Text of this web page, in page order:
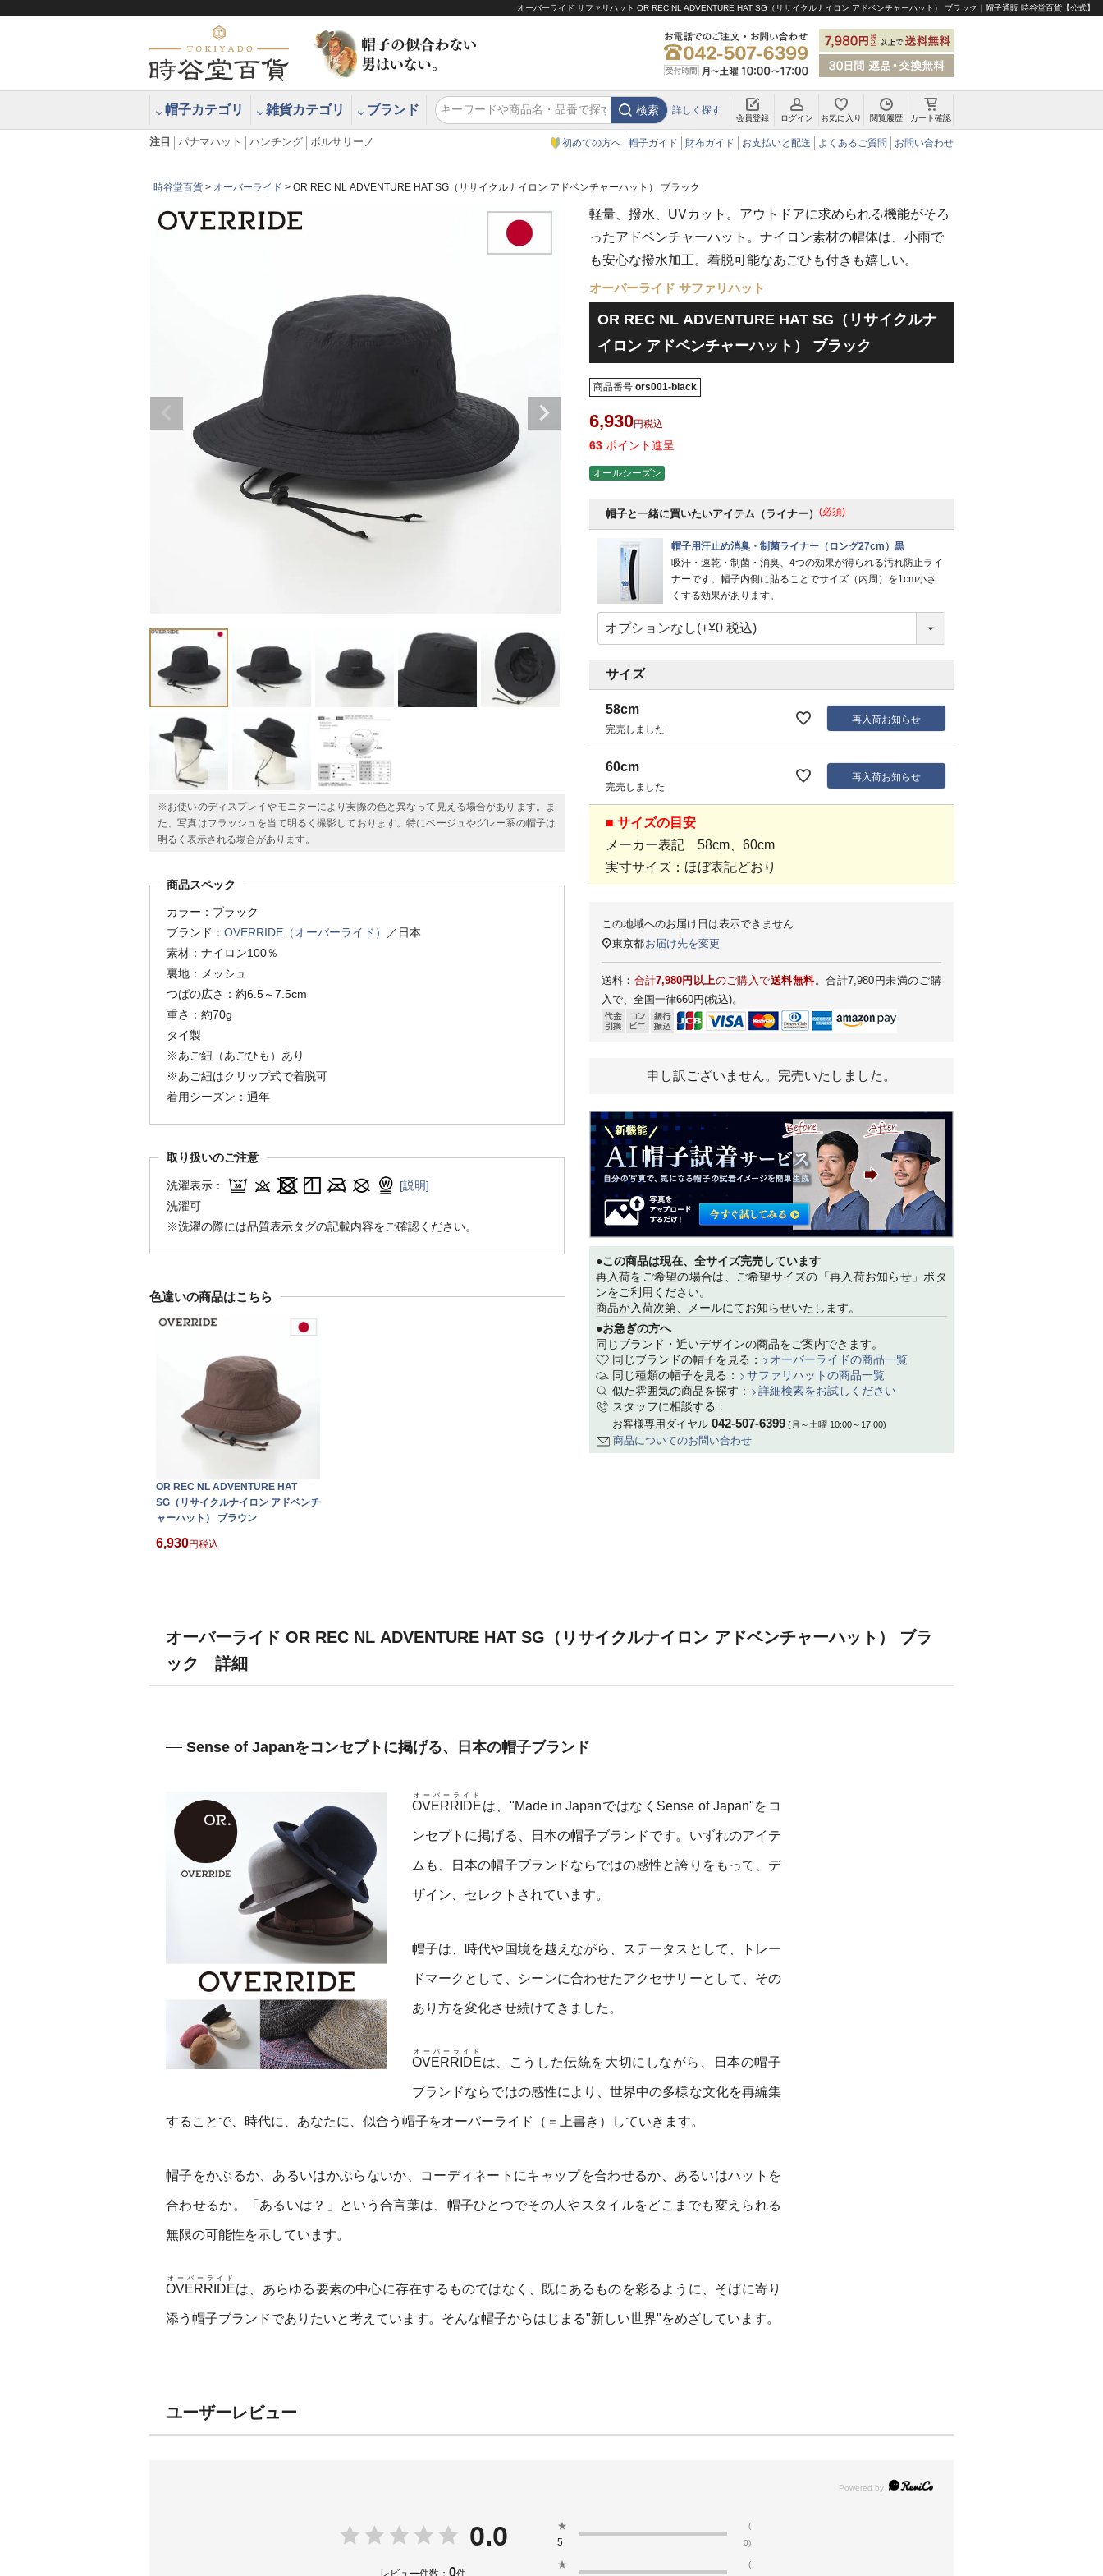
オーバーライド サファリハット OR REC NL ADVENTURE HAT SG（リサイクルナイロン アドベンチャーハット） ブラック｜帽子通販 時谷堂百貨【公式】
帽子カテゴリ 雑貨カテゴリ ブランド 検索 詳しく探す
会員登録 ログイン お気に入り 閲覧履歴 カート確認
注目 パナマハット ハンチング ボルサリーノ 初めての方へ 帽子ガイド 財布ガイド お支払いと配送 よくあるご質問 お問い合わせ
時谷堂百貨 オーバーライド OR REC NL ADVENTURE HAT SG（リサイクルナイロン アドベンチャーハット） ブラック
※お使いのディスプレイやモニターにより実際の色と異なって見える場合があります。ま
た、写真はフラッシュを当て明るく撮影しております。特にベージュやグレー系の帽子は
明るく表示される場合があります。
商品スペック
カラー：ブラック
ブランド： OVERRIDE（オーバーライド）
／日本
素材：ナイロン100％
裏地：メッシュ
つばの広さ：約6.5～7.5cm
重さ：約70g
タイ製
※あご紐（あごひも）あり
※あご紐はクリップ式で着脱可
着用シーズン：通年
取り扱いのご注意
洗濯表示：
[説明]
洗濯可
※洗濯の際には品質表示タグの記載内容をご確認ください。
色違いの商品はこちら
OR REC NL ADVENTURE HAT
SG（リサイクルナイロン アドベンチ
ャーハット） ブラウン
6,930 税込
軽量、撥水、UVカット。アウトドアに求められる機能がそろ
ったアドベンチャーハット。ナイロン素材の帽体は、小雨で
も安心な撥水加工。着脱可能なあごひも付きも嬉しい。
オーバーライド サファリハット
OR REC NL ADVENTURE HAT SG（リサイクルナ
イロン アドベンチャーハット） ブラック
商品番号 ors001-black
6,930 税込
63 ポイント進呈
オールシーズン
帽子と一緒に買いたいアイテム（ライナー） (必須)
帽子用汗止め消臭・制菌ライナー（ロング27cm）黒
吸汗・速乾・制菌・消臭、4つの効果が得られる汚れ防止ライ
ナーです。帽子内側に貼ることでサイズ（内周）を1cm小さ
くする効果があります。
サイズ
58cm
完売しました
再入荷お知らせ
60cm
完売しました
再入荷お知らせ
■ サイズの目安
メーカー表記 58cm、60cm
実寸サイズ：ほぼ表記どおり
この地域へのお届け日は表示できません
東京都お届け先を変更
送料： 合計7,980円以上のご購入で送料無料。合計7,980円未満のご購
入で、全国一律660円(税込)。
申し訳ございません。完売いたしました。
●この商品は現在、全サイズ完売しています
再入荷をご希望の場合は、ご希望サイズの「再入荷お知らせ」ボタ
ンをご利用ください。
商品が入荷次第、メールにてお知らせいたします。
●お急ぎの方へ
同じブランド・近いデザインの商品をご案内できます。
同じブランドの帽子を見る：
オーバーライドの商品一覧
同じ種類の帽子を見る：
サファリハットの商品一覧
似た雰囲気の商品を探す：
詳細検索をお試しください
スタッフに相談する：
お客様専用ダイヤル 042-507-6399(月～土曜 10:00～17:00)
商品についてのお問い合わせ
オーバーライド OR REC NL ADVENTURE HAT SG（リサイクルナイロン アドベンチャーハット） ブラ
ック 詳細
Sense of Japanをコンセプトに掲げる、日本の帽子ブランド
OVERRIDE
オーバーライド
は、"Made in JapanではなくSense of Japan"をコ
ンセプトに掲げる、日本の帽子ブランドです。いずれのアイテ
ムも、日本の帽子ブランドならではの感性と誇りをもって、デ
ザイン、セレクトされています。
帽子は、時代や国境を越えながら、ステータスとして、トレー
ドマークとして、シーンに合わせたアクセサリーとして、その
あり方を変化させ続けてきました。
OVERRIDE
オーバーライド
は、こうした伝統を大切にしながら、日本の帽子
ブランドならではの感性により、世界中の多様な文化を再編集
することで、時代に、あなたに、似合う帽子をオーバーライド（＝上書き）していきます。
帽子をかぶるか、あるいはかぶらないか、コーディネートにキャップを合わせるか、あるいはハットを
合わせるか。「あるいは？」という合言葉は、帽子ひとつでその人やスタイルをどこまでも変えられる
無限の可能性を示しています。
OVERRIDE
オーバーライド
は、あらゆる要素の中心に存在するものではなく、既にあるものを彩るように、そばに寄り
添う帽子ブランドでありたいと考えています。そんな帽子からはじまる"新しい世界"をめざしています。
ユーザーレビュー
0.0
レビュー件数： 0件
★
5
(
0)
★
(